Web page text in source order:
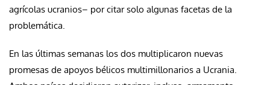
agrícolas ucranios– por citar solo algunas facetas de la
problemática.
En las últimas semanas los dos multiplicaron nuevas
promesas de apoyos bélicos multimillonarios a Ucrania.